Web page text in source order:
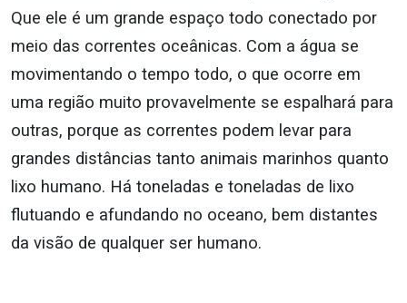
Que ele é um grande espaço todo conectado por
meio das correntes oceânicas. Com a água se
movimentando o tempo todo, o que ocorre em
uma região muito provavelmente se espalhará para
outras, porque as correntes podem levar para
grandes distâncias tanto animais marinhos quanto
lixo humano. Há toneladas e toneladas de lixo
flutuando e afundando no oceano, bem distantes
da visão de qualquer ser humano.